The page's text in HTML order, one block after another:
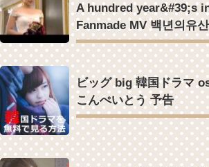
A hundred year&#39;s
Fanmade MV 백년의유
ビッグ big 韓国ドラマ
こんぺいとう 予告